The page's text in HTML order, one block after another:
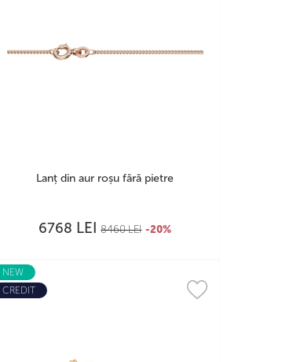
Lanț din aur roșu fără pietre
6768 LEI 8460LEI -20%
NEW
CREDIT